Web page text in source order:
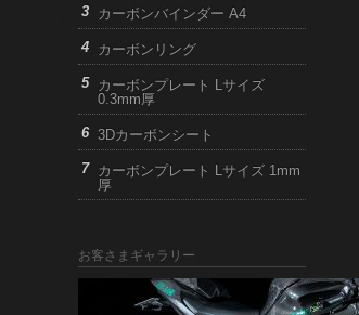
カーボンバインダー A4
カーボンリング
カーボンプレート Lサイズ
0.3mm厚
3Dカーボンシート
カーボンプレート Lサイズ 1mm
厚
お客さまギャラリー